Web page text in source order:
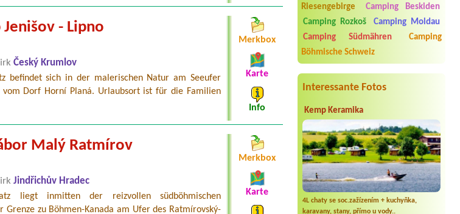
Termin ab 2026-08-10 |Autocamp
Erika
place for a car with a roof tent for 2
people
Riesengebirge
Camping Beskiden
Camping Rozkoš
Camping Moldau
Camping Südmähren
Camping
Böhmische Schweiz
Interessante Fotos
Kemp Keramika
4L chaty se soc.zažízením + kuchyňka,
karavany, stany, přímo u vody..
- Lipno
Český Krumlov
befindet sich in der malerischen Natur am Seeufer
vom Dorf Horní Planá. Urlaubsort ist für die Familien
Merkbox
Karte
Info
Malý Ratmírov
Jindřichův Hradec
liegt inmitten der reizvollen südböhmischen
Grenze zu Böhmen-Kanada am Ufer des Ratmírovský-
Merkbox
Karte